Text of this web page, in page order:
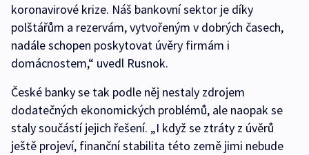
koronavirové krize. Náš bankovní sektor je díky
polštářům a rezervám, vytvořeným v dobrých časech,
nadále schopen poskytovat úvěry firmám i
domácnostem,“ uvedl Rusnok.
České banky se tak podle něj nestaly zdrojem
dodatečných ekonomických problémů, ale naopak se
staly součástí jejich řešení. „I když se ztráty z úvěrů
ještě projeví, finanční stabilita této země jimi nebude